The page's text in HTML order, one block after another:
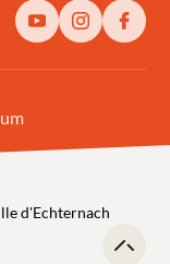
d'Echternach